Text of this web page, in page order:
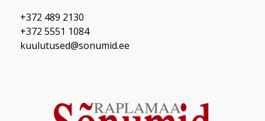
+372 489 2130
+372 5551 1084
kuulutused@sonumid.ee